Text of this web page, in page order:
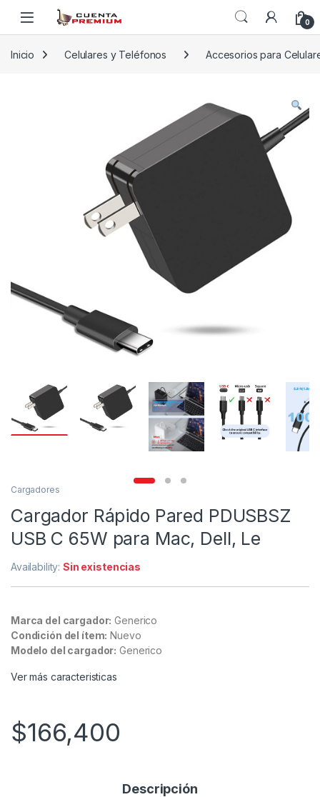
Skip to navigation
Skip to content
0
Inicio Celulares y Teléfonos Accesorios para
Cargadores
Cargador Rápido Pared PDUSBSZ
USB C 65W para Mac, Dell, Le
Availability:Sin existencias
Marca del cargador: Generico
Condición del ítem: Nuevo
Modelo del cargador: Generico
Ver más caracteristicas
$166,400
Descripción